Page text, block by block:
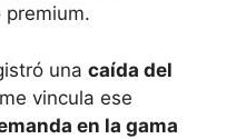
premium.
una caída del
vincula ese
en la gama